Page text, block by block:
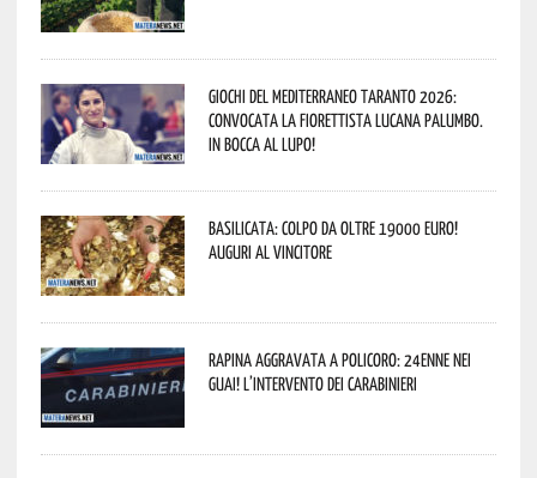
Giochi del Mediterraneo Taranto 2026:
convocata la fiorettista lucana Palumbo.
In bocca al lupo!
Basilicata: colpo da oltre 19000 Euro!
Auguri al vincitore
Rapina aggravata a Policoro: 24enne nei
guai! L’intervento dei Carabinieri